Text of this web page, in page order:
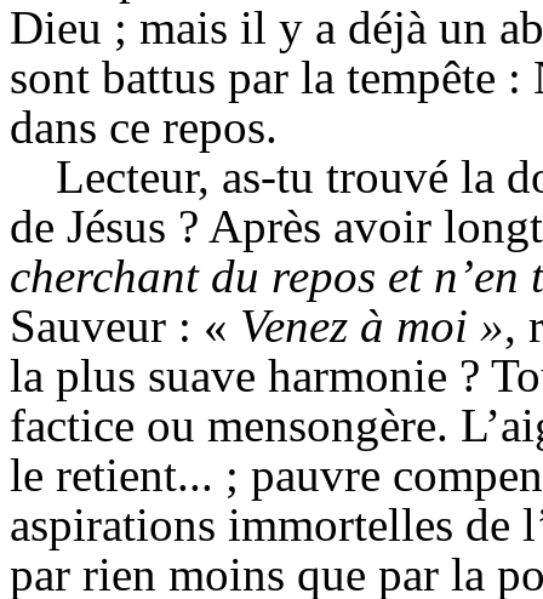
Dieu ; mais il y a déjà un
sont battus par la tempête
dans ce repos.
Lecteur, as-tu trouvé la
de Jésus ? Après avoir
cherchant du repos et
Sauveur : « Venez à moi »,
la plus suave harmonie ?
factice ou mensongère.
le retient... ; pauvre
aspirations immortelles de
par rien moins que par la